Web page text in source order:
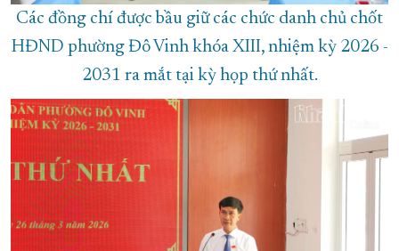
Các đồng chí được bầu giữ các chức danh chủ chốt
HĐND phường Đô Vinh khóa XIII, nhiệm kỳ 2026 -
2031 ra mắt tại kỳ họp thứ nhất.